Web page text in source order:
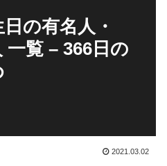
の有名人・
一覧 – 366日の
2021.03.02